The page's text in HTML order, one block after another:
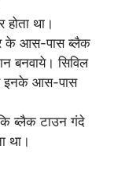
था।
के आस-पास ब्लैक
बनवाये। सिविल
इनके आस-पास
ब्लैक टाउन गंदे
था।